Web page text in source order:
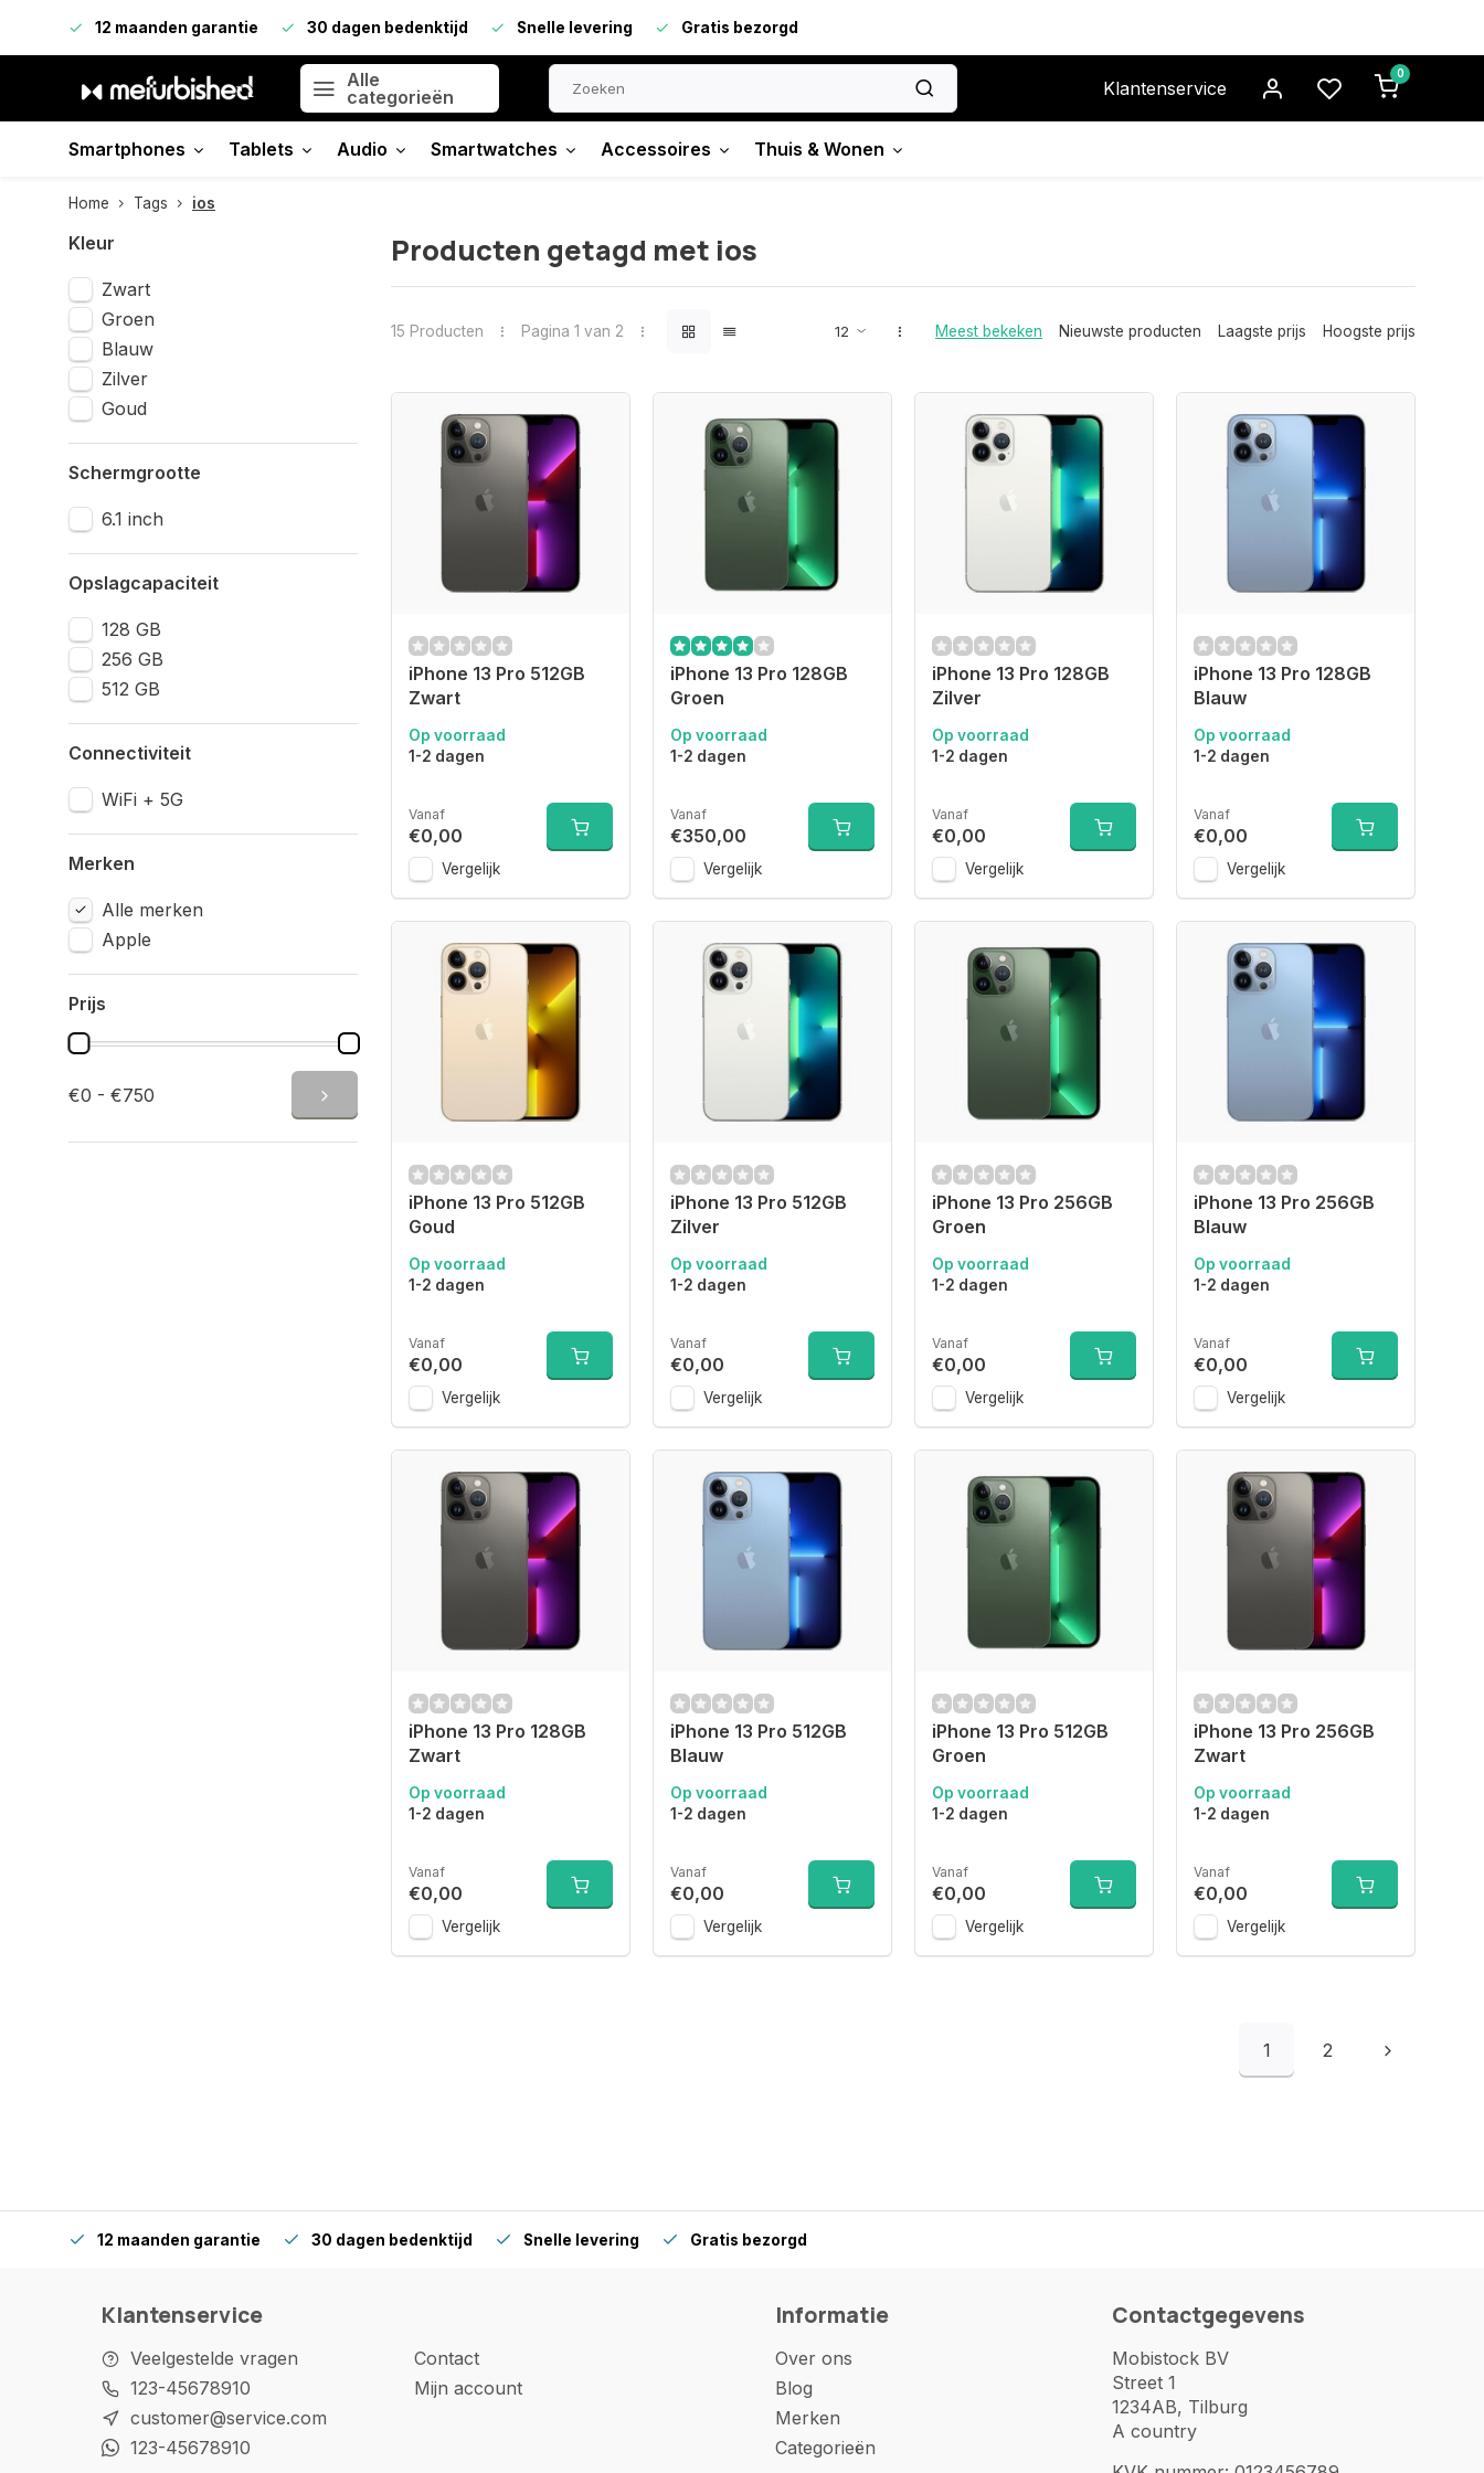
12 maanden garantie 30 dagen bedenktijd Snelle levering Gratis bezorgd
Alle
categorieën
Klantenservice
0
Smartphones Tablets Audio Smartwatches Accessoires Thuis & Wonen
Home Tags ios
Kleur
Zwart
Groen
Blauw
Zilver
Goud
Schermgrootte
6.1 inch
Opslagcapaciteit
128 GB
256 GB
512 GB
Connectiviteit
WiFi + 5G
Merken
Alle merken
Apple
Prijs
€0 - €750
Producten getagd met ios
15 Producten Pagina 1 van 2 Meest bekeken Nieuwste producten Laagste prijs Hoogste prijs
iPhone 13 Pro 512GB
Zwart
Op voorraad
1-2 dagen
Vanaf
€0,00
Vergelijk
iPhone 13 Pro 128GB
Groen
Op voorraad
1-2 dagen
Vanaf
€350,00
Vergelijk
iPhone 13 Pro 128GB
Zilver
Op voorraad
1-2 dagen
Vanaf
€0,00
Vergelijk
iPhone 13 Pro 128GB
Blauw
Op voorraad
1-2 dagen
Vanaf
€0,00
Vergelijk
iPhone 13 Pro 512GB
Goud
Op voorraad
1-2 dagen
Vanaf
€0,00
Vergelijk
iPhone 13 Pro 512GB
Zilver
Op voorraad
1-2 dagen
Vanaf
€0,00
Vergelijk
iPhone 13 Pro 256GB
Groen
Op voorraad
1-2 dagen
Vanaf
€0,00
Vergelijk
iPhone 13 Pro 256GB
Blauw
Op voorraad
1-2 dagen
Vanaf
€0,00
Vergelijk
iPhone 13 Pro 128GB
Zwart
Op voorraad
1-2 dagen
Vanaf
€0,00
Vergelijk
iPhone 13 Pro 512GB
Blauw
Op voorraad
1-2 dagen
Vanaf
€0,00
Vergelijk
iPhone 13 Pro 512GB
Groen
Op voorraad
1-2 dagen
Vanaf
€0,00
Vergelijk
iPhone 13 Pro 256GB
Zwart
Op voorraad
1-2 dagen
Vanaf
€0,00
Vergelijk
1 2
12 maanden garantie 30 dagen bedenktijd Snelle levering Gratis bezorgd
Klantenservice
Veelgestelde vragen
123-45678910
customer@service.com
123-45678910
Contact
Mijn account
Informatie
Over ons
Blog
Merken
Categorieën
Contactgegevens
Mobistock BV
Street 1
1234AB, Tilburg
A country